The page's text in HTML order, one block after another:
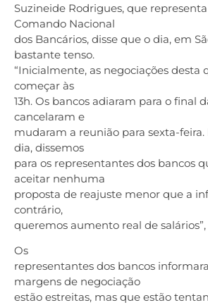
Suzineide Rodrigues, que
Comando Nacional
dos Bancários, disse que o dia, em
bastante tenso.
“Inicialmente, as negociações desta
começar às
13h. Os bancos adiaram para o final
cancelaram e
mudaram a reunião para sexta-
dia, dissemos
para os representantes dos bancos
aceitar nenhuma
proposta de reajuste menor que a
contrário,
queremos aumento real de
Os
representantes dos bancos
margens de negociação
estão estreitas, mas que estão